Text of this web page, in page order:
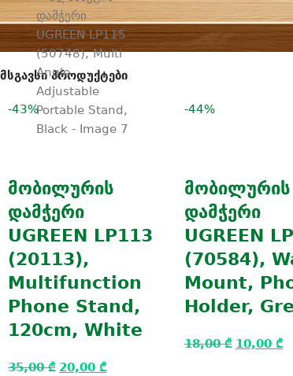
მსგავსი პროდუქტები
-43%
მობილურის
დამჭერი
UGREEN LP113
(20113),
Multifunction
Phone Stand,
120cm, White
35,00₾ 20,00 ₾
-44%
მობილურის
დამჭერი
UGREEN
(70584),
Mount,
Holder,
18,00₾ 10,00 ₾